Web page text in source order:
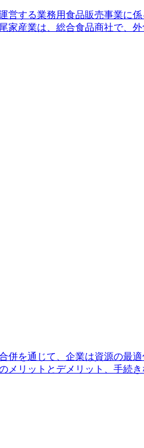
する業務用食品販売事業に
産業は、総合食品商社で、
を通じて、企業は資源の最
リットとデメリット、手続